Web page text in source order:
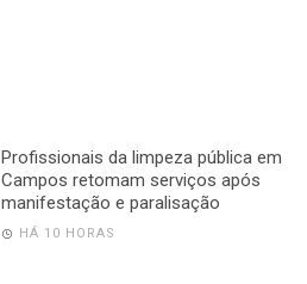
Profissionais da limpeza pública em
Campos retomam serviços após
manifestação e paralisação
HÁ 10 HORAS